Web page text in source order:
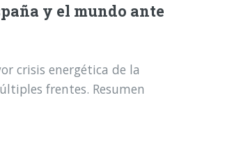
y el mundo ante
crisis energética de la
frentes. Resumen